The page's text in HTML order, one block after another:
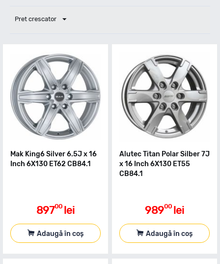
Pret crescator
Mak King6 Silver 6.5J x 16
Inch 6X130 ET62 CB84.1
89700 lei
Adaugă în coș
Alutec Titan Polar Silber 7J
x 16 Inch 6X130 ET55
CB84.1
98900 lei
Adaugă în coș